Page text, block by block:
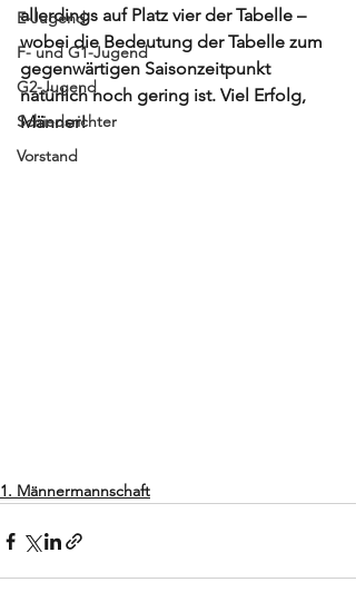
E-Jugend
F- und G1-Jugend
G2-Jugend
Schiedsrichter
Vorstand
allerdings auf Platz vier der Tabelle –
wobei die Bedeutung der Tabelle zum
gegenwärtigen Saisonzeitpunkt
natürlich noch gering ist. Viel Erfolg,
Männer!
1. Männermannschaft